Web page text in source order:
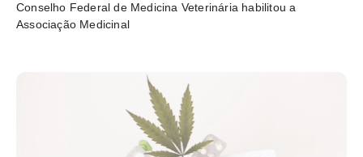
Conselho Federal de Medicina Veterinária habilitou a
Associação Medicinal